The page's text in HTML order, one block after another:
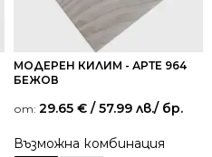
МОДЕРЕН КИЛИМ - АРТЕ 964
БЕЖОВ
от: 29.65 € / 57.99 лв./ бр.
Възможна комбинация